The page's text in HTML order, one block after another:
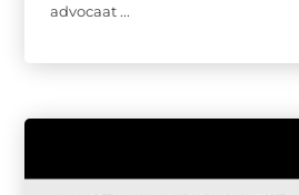
advocaat ...